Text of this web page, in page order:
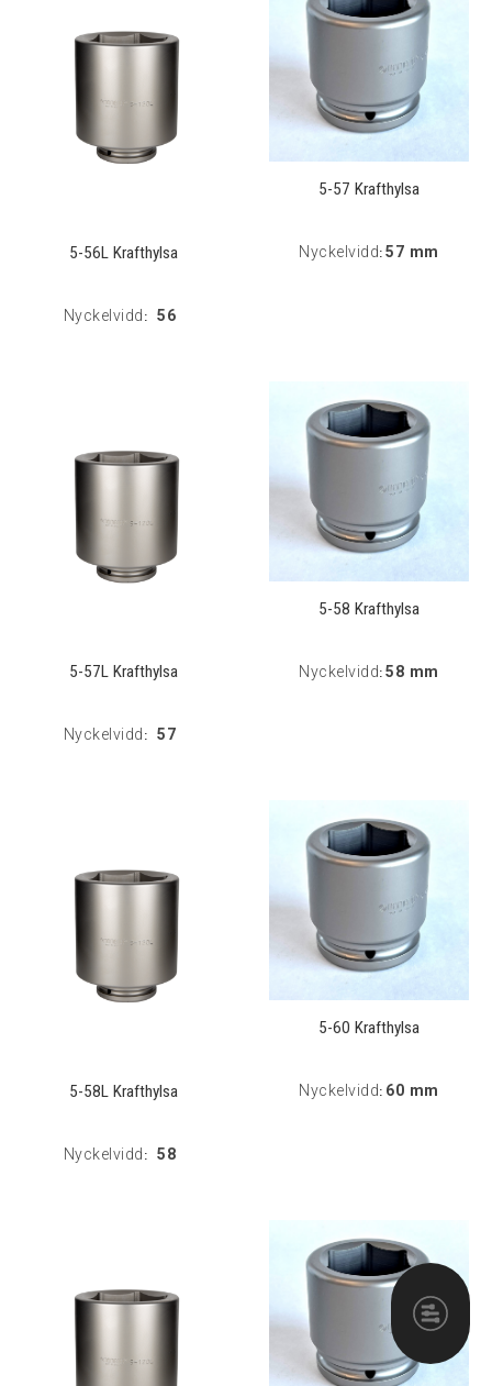
5-56L Krafthylsa
Nyckelvidd : 56
5-57 Krafthylsa
Nyckelvidd: 57 mm
5-57L Krafthylsa
Nyckelvidd : 57
5-58 Krafthylsa
Nyckelvidd: 58 mm
5-58L Krafthylsa
Nyckelvidd : 58
5-60 Krafthylsa
Nyckelvidd: 60 mm